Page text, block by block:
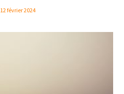
12 février 2024